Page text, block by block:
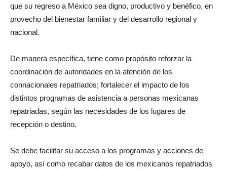
que su regreso a México sea digno, productivo y benéfico, en
provecho del bienestar familiar y del desarrollo regional y
nacional.
De manera específica, tiene como propósito reforzar la
coordinación de autoridades en la atención de los
connacionales repatriados; fortalecer el impacto de los
distintos programas de asistencia a personas mexicanas
repatriadas, según las necesidades de los lugares de
recepción o destino.
Se debe facilitar su acceso a los programas y acciones de
apoyo, así como recabar datos de los mexicanos repatriados